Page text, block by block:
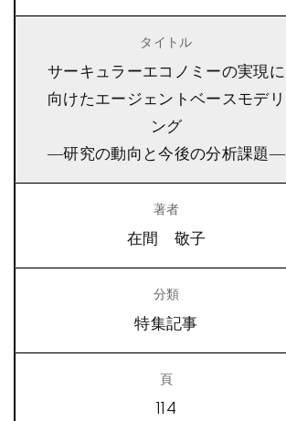
サーキュラーエコノミーの実現に
向けたエージェントベースモデリ
ング
―研究の動向と今後の分析課題―
在間 敬子
特集記事
114